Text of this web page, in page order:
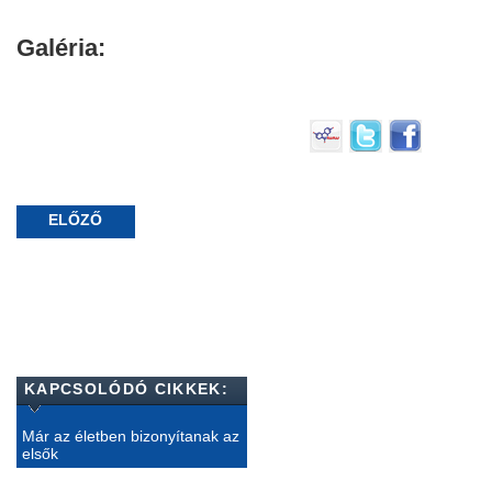
Galéria:
ELŐZŐ
KAPCSOLÓDÓ CIKKEK:
Már az életben bizonyítanak az
elsők